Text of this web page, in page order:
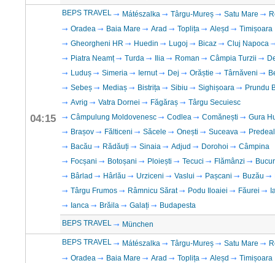
04:15
BEPS TRAVEL Mátészalka Târgu-Mureș Satu Mare
Oradea
Baia Mare Arad Toplița Aleșd
Timișoara
Gheorgheni HR
Huedin Lugoj Bicaz
Cluj Napoca
Piatra Neamț
Turda Ilia Roman Câmpia Turzii
Luduș
Simeria Iernut Dej Orăștie Târnăveni
Sebeș
Mediaș Bistrița Sibiu Sighișoara
Prundu
Avrig
Vatra Dornei Făgăraș
Târgu Secuiesc
Câmpulung Moldovenesc
Codlea Comănești
Gura
Brașov
Fălticeni Săcele Onești Suceava
Predeal
Bacău
Rădăuți Sinaia Adjud Dorohoi
Câmpina
Focșani
Botoșani Ploiești Tecuci Flămânzi
Bârlad
Hârlău Urziceni Vaslui Pașcani Buzău
Târgu Frumos
Râmnicu Sărat Podu Iloaiei Făurei
Ianca
Brăila Galați Budapesta
BEPS TRAVEL München
BEPS TRAVEL Mátészalka Târgu-Mureș Satu Mare
Oradea
Baia Mare Arad Toplița Aleșd
Timișoara